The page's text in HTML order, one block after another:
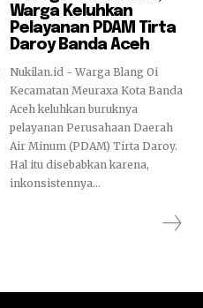
Warga Keluhkan
Pelayanan PDAM Tirta
Daroy Banda Aceh
Nukilan.id - Warga Blang Oi
Kecamatan Meuraxa Kota Banda
Aceh keluhkan buruknya
pelayanan Perusahaan Daerah
Air Minum (PDAM) Tirta Daroy.
Hal itu disebabkan karena,
inkonsistennya...